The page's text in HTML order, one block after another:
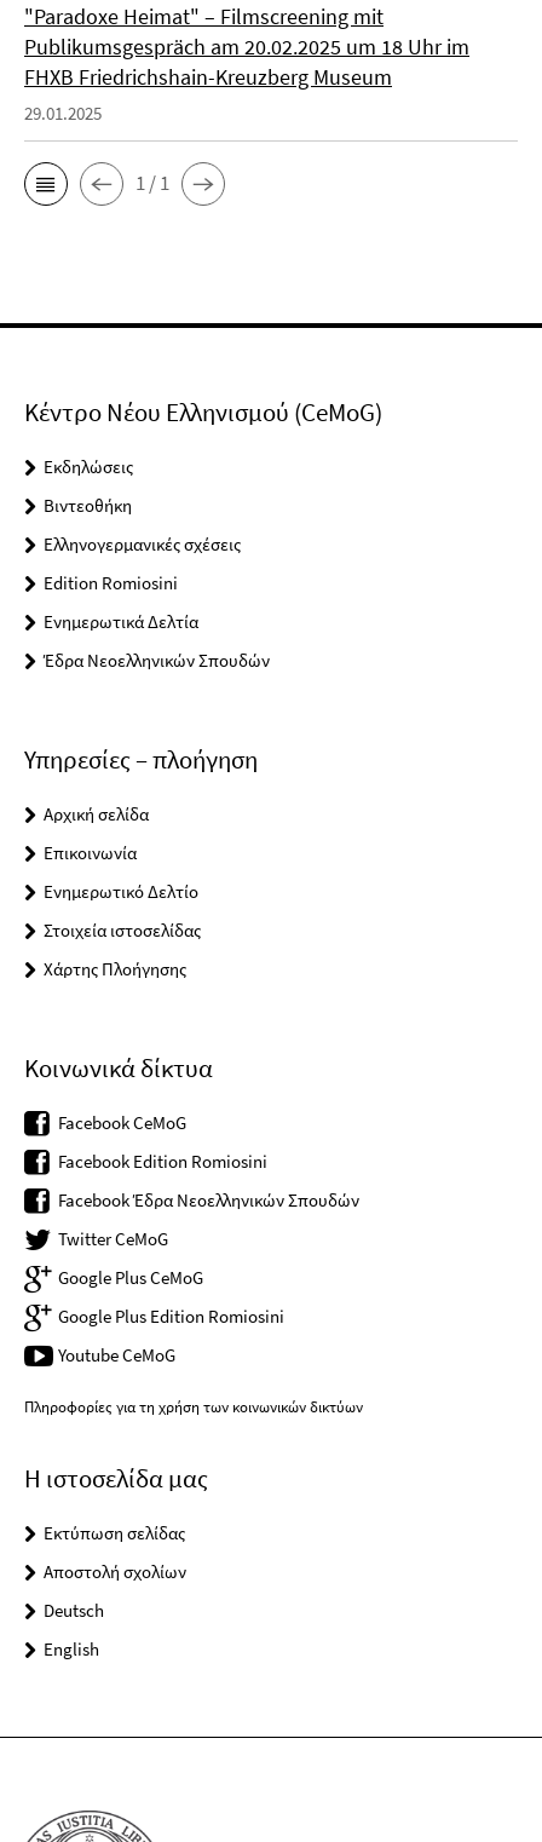
"Paradoxe Heimat" – Filmscreening mit
Publikumsgespräch am 20.02.2025 um 18 Uhr im
FHXB Friedrichshain-Kreuzberg Museum
29.01.2025
1 / 1
Κέντρο Νέου Ελληνισμού (CeMoG)
Εκδηλώσεις
Βιντεοθήκη
Ελληνογερμανικές σχέσεις
Edition Romiosini
Ενημερωτικά Δελτία
Έδρα Νεοελληνικών Σπουδών
Υπηρεσίες – πλοήγηση
Αρχική σελίδα
Επικοινωνία
Ενημερωτικό Δελτίο
Στοιχεία ιστοσελίδας
Χάρτης Πλοήγησης
Κοινωνικά δίκτυα
Facebook CeMoG
Facebook Edition Romiosini
Facebook Έδρα Νεοελληνικών Σπουδών
Twitter CeMoG
Google Plus CeMoG
Google Plus Edition Romiosini
Youtube CeMoG
Πληροφορίες για τη χρήση των κοινωνικών δικτύων
Η ιστοσελίδα μας
Εκτύπωση σελίδας
Αποστολή σχολίων
Deutsch
English